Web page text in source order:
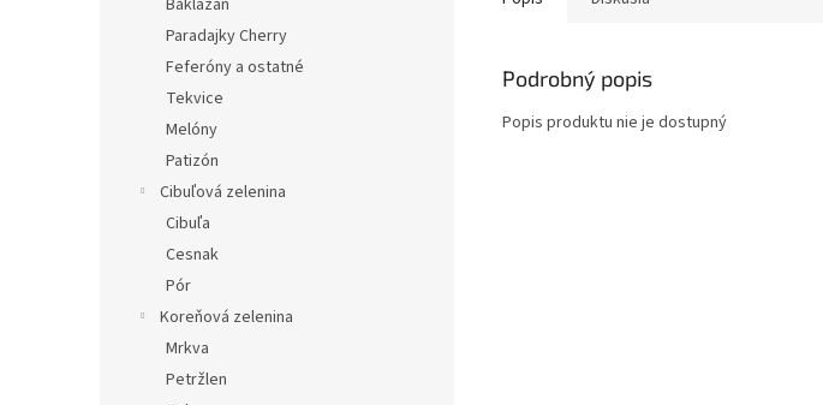
Baklažán
Paradajky Cherry
Feferóny a ostatné
Tekvice
Melóny
Patizón
Cibuľová zelenina
Cibuľa
Cesnak
Pór
Koreňová zelenina
Mrkva
Petržlen
Podrobný popis
Popis produktu nie je dostupný